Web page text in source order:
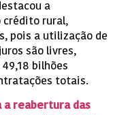
a
crédito rural,
pois a utilização de
são livres,
49,18 bilhões
totais.
a reabertura das